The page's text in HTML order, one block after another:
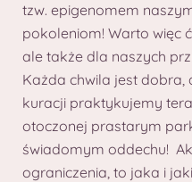
tzw. epigenomem
pokoleniom! Warto więc
ale także dla naszych
Każda chwila jest dobra,
kuracji praktykujemy
otoczonej prastarym
świadomym oddechu!
ograniczenia, to jaka i